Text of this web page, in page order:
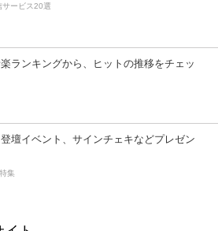
サービス20選
ランキングから、ヒットの推移をチェッ
壇イベント、サインチェキなどプレゼン
集